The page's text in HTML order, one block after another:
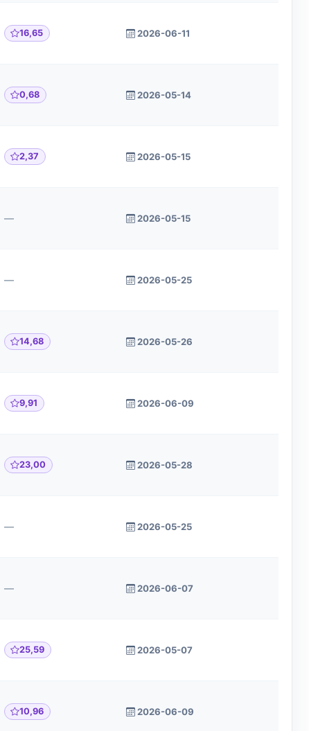
16,65 2026-06-11
0,68 2026-05-14
2,37 2026-05-15
— 2026-05-15
— 2026-05-25
14,68 2026-05-26
9,91 2026-06-09
23,00 2026-05-28
— 2026-05-25
— 2026-06-07
25,59 2026-05-07
10,96 2026-06-09